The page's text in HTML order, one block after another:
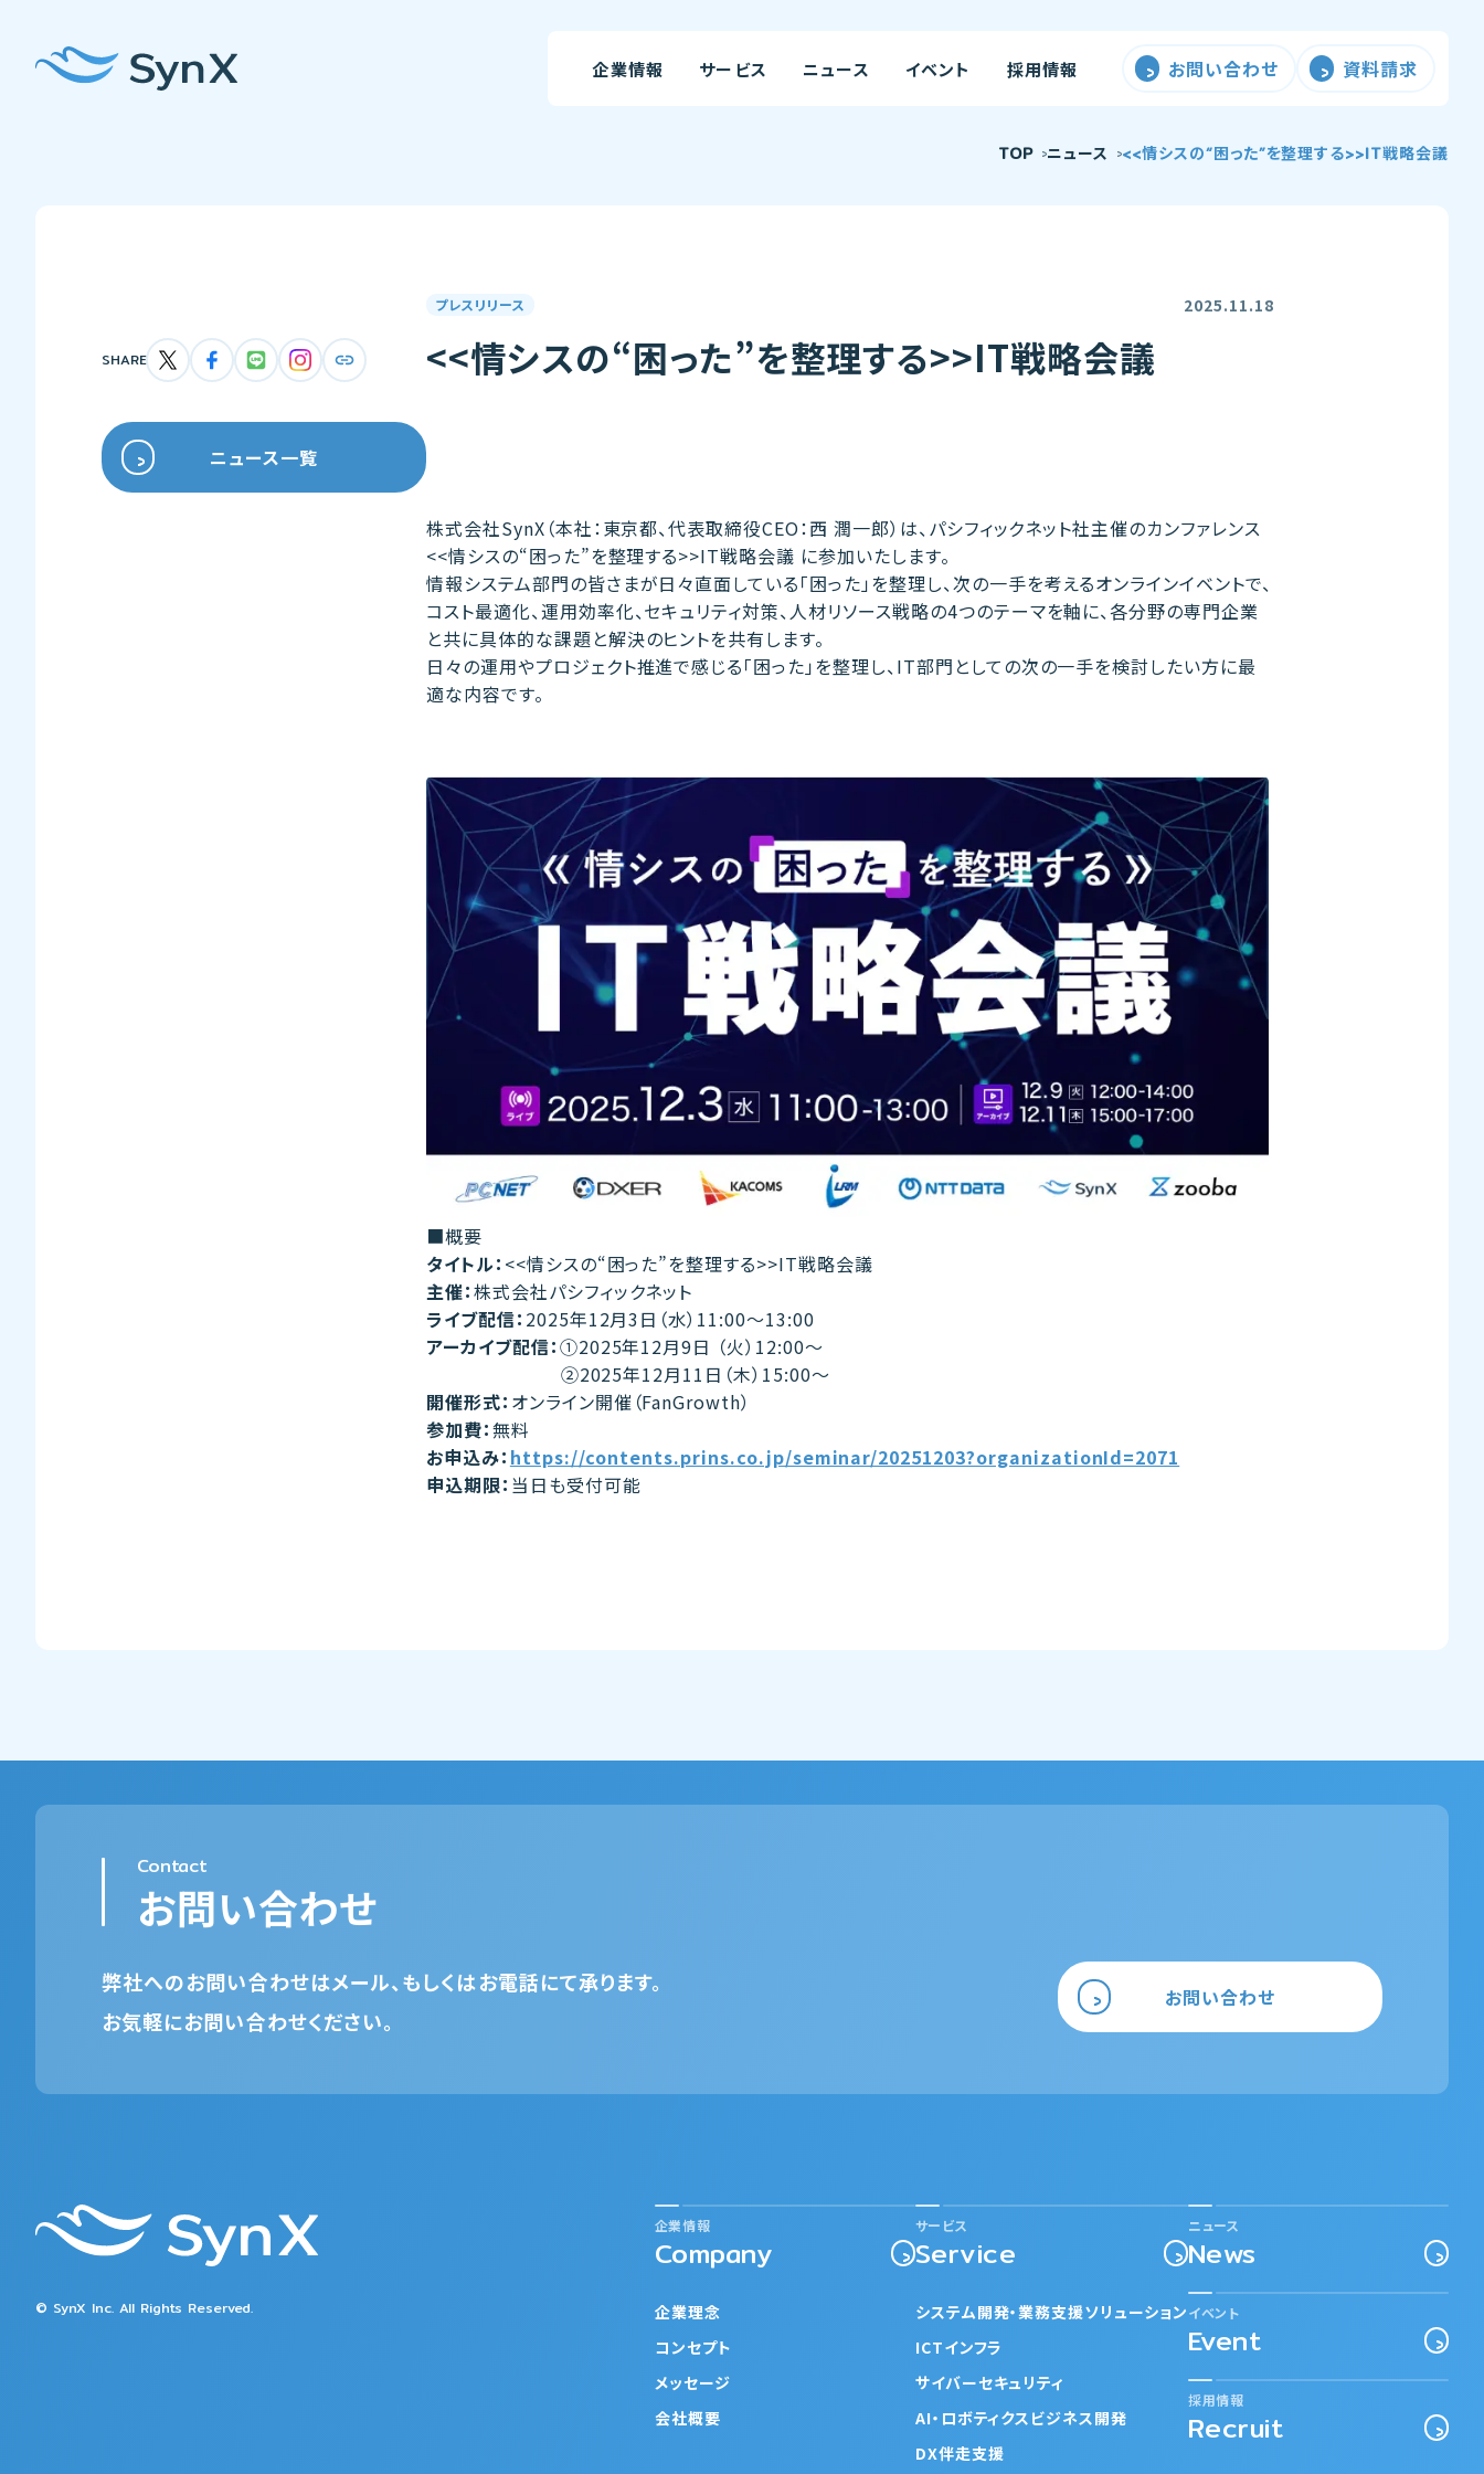
企業情報 サービス ニュース イベント 採用情報 お問い合わせ 資料請求
TOP ニュース <<情シスの“困った”を整理する>>IT戦略会議
SHARE
ニュース一覧
プレスリリース 2025.11.18
<<情シスの“困った”を整理する>>IT戦略会議
株式会社SynX（本社：東京都、代表取締役CEO：西 潤一郎）は、パシフィックネット社主催のカンファレンス
<<情シスの“困った”を整理する>>IT戦略会議 に参加いたします。
情報システム部門の皆さまが日々直面している「困った」を整理し、次の一手を考えるオンラインイベントで、
コスト最適化、運用効率化、セキュリティ対策、人材リソース戦略の4つのテーマを軸に、各分野の専門企業
と共に具体的な課題と解決のヒントを共有します。
日々の運用やプロジェクト推進で感じる「困った」を整理し、IT部門としての次の一手を検討したい方に最
適な内容です。
■概要
タイトル： <<情シスの“困った”を整理する>>IT戦略会議
主催：株式会社パシフィックネット
ライブ配信： 2025年12月3日（水）11:00～13:00
アーカイブ配信：①2025年12月9日 （火）12:00～
②2025年12月11日（木）15:00～
開催形式： オンライン開催（FanGrowth）
参加費：無料
お申込み： https://contents.prins.co.jp/seminar/20251203?organizationId=2071
申込期限： 当日も受付可能
Contact
お問い合わせ
弊社へのお問い合わせはメール、もしくはお電話にて承ります。
お気軽にお問い合わせください。
お問い合わせ
© SynX Inc. All Rights Reserved.
企業情報
Company
企業理念
コンセプト
メッセージ
会社概要
サービス
Service
システム開発・業務支援ソリューション
ICTインフラ
サイバーセキュリティ
AI・ロボティクスビジネス開発
DX伴走支援
ニュース
News
イベント
Event
採用情報
Recruit